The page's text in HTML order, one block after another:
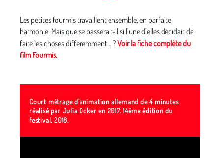
Les petites fourmis travaillent ensemble, en parfaite
harmonie. Mais que se passerait-il si l’une d’elles décidait de
faire les choses différemment… ?Voir la fiche complète du
film Fourmis.
Court métrage d'animation allemand de 4 minutes
réalisé par Julia Ocker en 2017. 14ème édition du
festival, 2018.